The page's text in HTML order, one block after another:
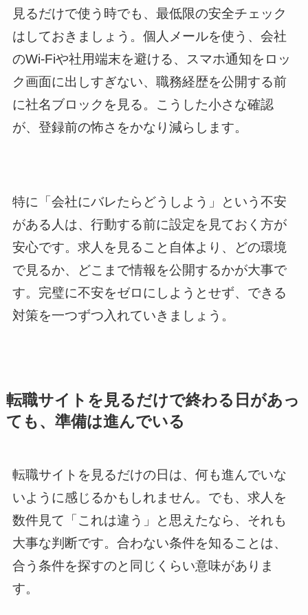
見るだけで使う時でも、最低限の安全チェック
はしておきましょう。個人メールを使う、会社
のWi-Fiや社用端末を避ける、スマホ通知をロッ
ク画面に出しすぎない、職務経歴を公開する前
に社名ブロックを見る。こうした小さな確認
が、登録前の怖さをかなり減らします。
特に「会社にバレたらどうしよう」という不安
がある人は、行動する前に設定を見ておく方が
安心です。求人を見ること自体より、どの環境
で見るか、どこまで情報を公開するかが大事で
す。完璧に不安をゼロにしようとせず、できる
対策を一つずつ入れていきましょう。
転職サイトを見るだけで終わる日があっ
ても、準備は進んでいる
転職サイトを見るだけの日は、何も進んでいな
いように感じるかもしれません。でも、求人を
数件見て「これは違う」と思えたなら、それも
大事な判断です。合わない条件を知ることは、
合う条件を探すのと同じくらい意味がありま
す。